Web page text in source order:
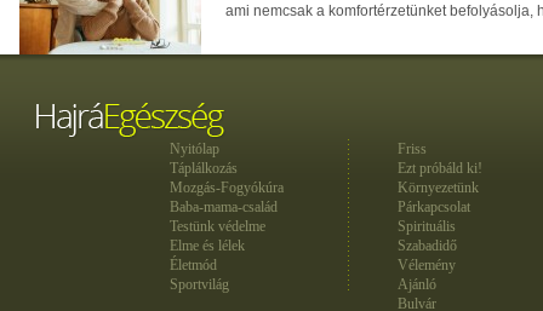
ami nemcsak a komfortérzetünket
Nyitólap
Táplálkozás
Mozgás-Fogyókúra
Baba-mama-család
Testünk védelme
Elme és lélek
Életmód
Sportvilág
Friss
Ezt próbáld ki!
Környezetünk
Párkapcsolat
Spirituális
Szabadidő
Vélemény
Ajánló
Bulvár